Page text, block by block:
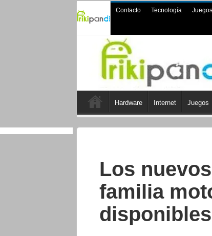
Contacto Tecnología Juegos
Hardware Internet Juegos
Los
familia